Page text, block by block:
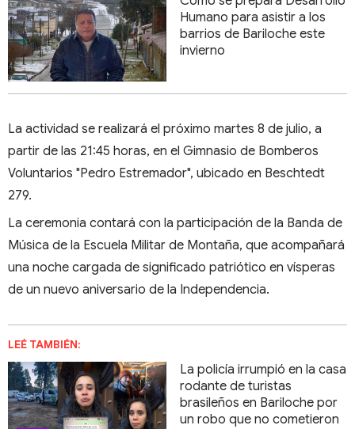
Humano para asistir a los
barrios de Bariloche este
invierno
La actividad se realizará el próximo martes 8 de julio, a
partir de las 21:45 horas, en el Gimnasio de Bomberos
Voluntarios "Pedro Estremador", ubicado en Beschtedt
279.
La ceremonia contará con la participación de la Banda de
Música de la Escuela Militar de Montaña, que acompañará
una noche cargada de significado patriótico en vísperas
de un nuevo aniversario de la Independencia.
LEÉ TAMBIÉN:
La policía irrumpió en la casa
rodante de turistas
brasileños en Bariloche por
un robo que no cometieron